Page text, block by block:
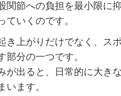
関節への負担を最小限に
ていくのです。
き上がりだけでなく、ス
部分の一つです。
が出ると、日常的に大き
います。